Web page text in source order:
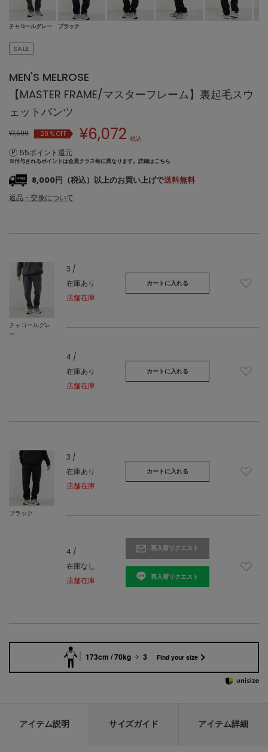
チャコールグレー ブラック
SALE
MEN'S MELROSE
【MASTER FRAME/マスターフレーム】裏起毛スウ
ェットパンツ
¥7,590 20% OFF ¥6,072 税込
55ポイント還元
※付与されるポイントは会員クラス毎に異なります。 詳細はこちら
8,000円（税込）以上のお買い上げで送料無料
返品・交換について
チャコールグレ
ー
3 /
在庫あり
店舗在庫
カートに入れる
4 /
在庫あり
店舗在庫
カートに入れる
ブラック
3 /
在庫あり
店舗在庫
カートに入れる
4 /
在庫なし
店舗在庫
再入荷リクエスト
再入荷リクエスト
173cm / 70kg 3 Find your size
アイテム説明 サイズガイド アイテム詳細